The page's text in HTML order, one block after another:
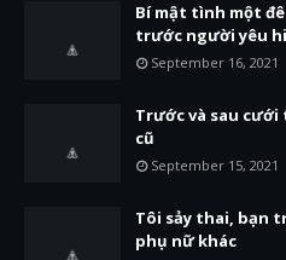
Bí mật tình một
trước người yêu
September 16, 2021
Trước và sau
cũ
September 15, 2021
Tôi sảy thai, bạn
phụ nữ khác